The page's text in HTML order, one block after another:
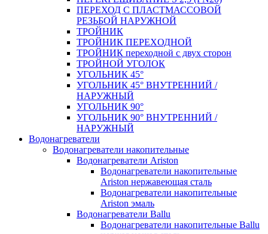
ПЕРЕХОД С ПЛАСТМАССОВОЙ
РЕЗЬБОЙ НАРУЖНОЙ
ТРОЙНИК
ТРОЙНИК ПЕРЕXОДНОЙ
ТРОЙНИК переходной с двух сторон
ТРОЙНОЙ УГОЛОК
УГОЛЬНИК 45°
УГОЛЬНИК 45° ВНУТРЕННИЙ /
НАРУЖНЫЙ
УГОЛЬНИК 90°
УГОЛЬНИК 90° ВНУТРЕННИЙ /
НАРУЖНЫЙ
Водонагреватели
Водонагреватели накопительные
Водонагреватели Ariston
Водонагреватели накопительные
Ariston нержавеющая сталь
Водонагреватели накопительные
Ariston эмаль
Водонагреватели Ballu
Водонагреватели накопительные Ballu